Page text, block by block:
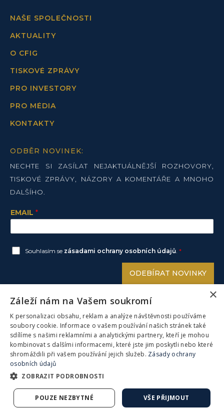
NAŠE SPOLEČNOSTI
AKTUALITY
O CFIG
TISKOVÉ ZPRÁVY
PRO INVESTORY
PRO MÉDIA
KONTAKTY
ODBĚR NOVINEK:
NECHTE SI ZASÍLAT NEJAKTUÁLNĚJŠÍ ROZHOVORY,
TISKOVÉ ZPRÁVY, NÁZORY A KOMENTÁŘE A MNOHO
DALŠÍHO.
EMAIL *
Souhlasím se zásadami ochrany osobních údajů *
ODEBÍRAT NOVINKY
ZŮSTAŇME VE SPOJENÍ:
TEL: 840 85 86 87
FACEBOOK LINKEDIN
YOUTUBE
INSTAGRAM
Všechna práva vyhrazena © 2013 – 2023 CFIG SE.
×
Záleží nám na Vašem soukromí
K personalizaci obsahu, reklam a analýze návštěvnosti používáme
soubory cookie. Informace o vašem používání našich stránek také
sdílíme s našimi reklamními a analytickými partnery, kteří je mohou
kombinovat s dalšími informacemi, které jste jim poskytli nebo které
shromáždili při vašem používání jejich služeb. Zásady ochrany
osobních údajů
ZOBRAZIT PODROBNOSTI
VŠE PŘIJMOUT
POUZE NEZBYTNÉ